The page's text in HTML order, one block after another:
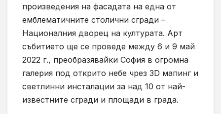
произведения на фасадата на една от
емблематичните столични сгради –
Националния дворец на културата. Арт
събитието ще се проведе между 6 и 9 май
2022 г., преобразявайки София в огромна
галерия под открито небе чрез 3D мапинг и
светлинни инсталации за над 10 от най-
известните сгради и площади в града.